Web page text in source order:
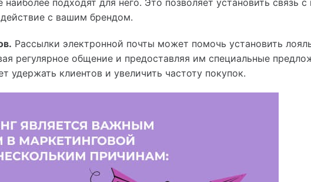
подходят для него. Это позволяет установить связь с
с вашим брендом.
Рассылки электронной почты может помочь установить
регулярное общение и предоставляя им специальные
удержать клиентов и увеличить частоту покупок.